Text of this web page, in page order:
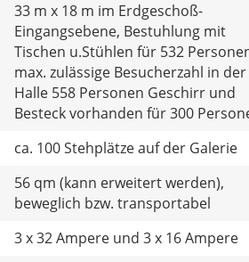
33 m x 18 m im Erdgeschoß-
Eingangsebene, Bestuhlung mit
Tischen u.Stühlen für 532
max. zulässige Besucherzahl in der
Halle 558 Personen Geschirr und
Besteck vorhanden für 300
ca. 100 Stehplätze auf der Galerie
56 qm (kann erweitert werden),
beweglich bzw. transportabel
3 x 32 Ampere und 3 x 16 Ampere